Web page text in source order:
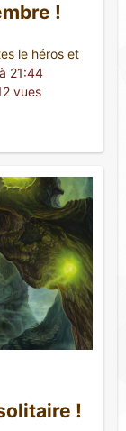
!
le héros et
21:44
vues
!